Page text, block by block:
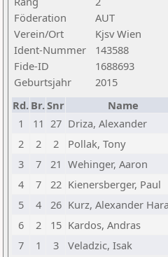
Föderation
AUT
Verein/Ort
Kjsv Wien
Ident-Nummer
143588
Fide-ID
1688693
Geburtsjahr
2015
Rd. Br.Snr Name
1
11 27 Driza, Alexander
2
2 2 Pollak, Tony
3
7 21 Wehinger, Aaron
4
7 22 Kienersberger, Paul
5
4 26 Kurz, Alexander
6
2 15 Kardos, Andras
7
1 3 Veladzic, Isak